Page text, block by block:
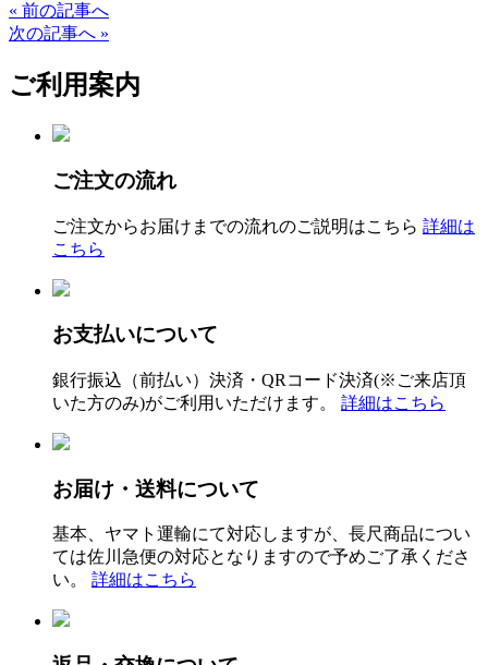
« 前の記事へ
次の記事へ »
ご利用案内
ご注文の流れ
ご注文からお届けまでの流れのご説明はこちら 詳細は
こちら
お支払いについて
銀行振込（前払い）決済・QRコード決済(※ご来店頂
いた方のみ)がご利用いただけます。 詳細はこちら
お届け・送料について
基本、ヤマト運輸にて対応しますが、長尺商品につい
ては佐川急便の対応となりますので予めご了承くださ
い。 詳細はこちら